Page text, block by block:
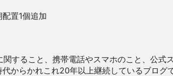
置1個追加
すること、携帯電話やスマホのこと、公
からかれこれ20年以上継続しているブロ